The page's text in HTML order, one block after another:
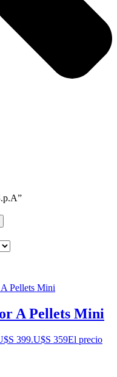
A Pellets Mini
399.U$S 359El precio